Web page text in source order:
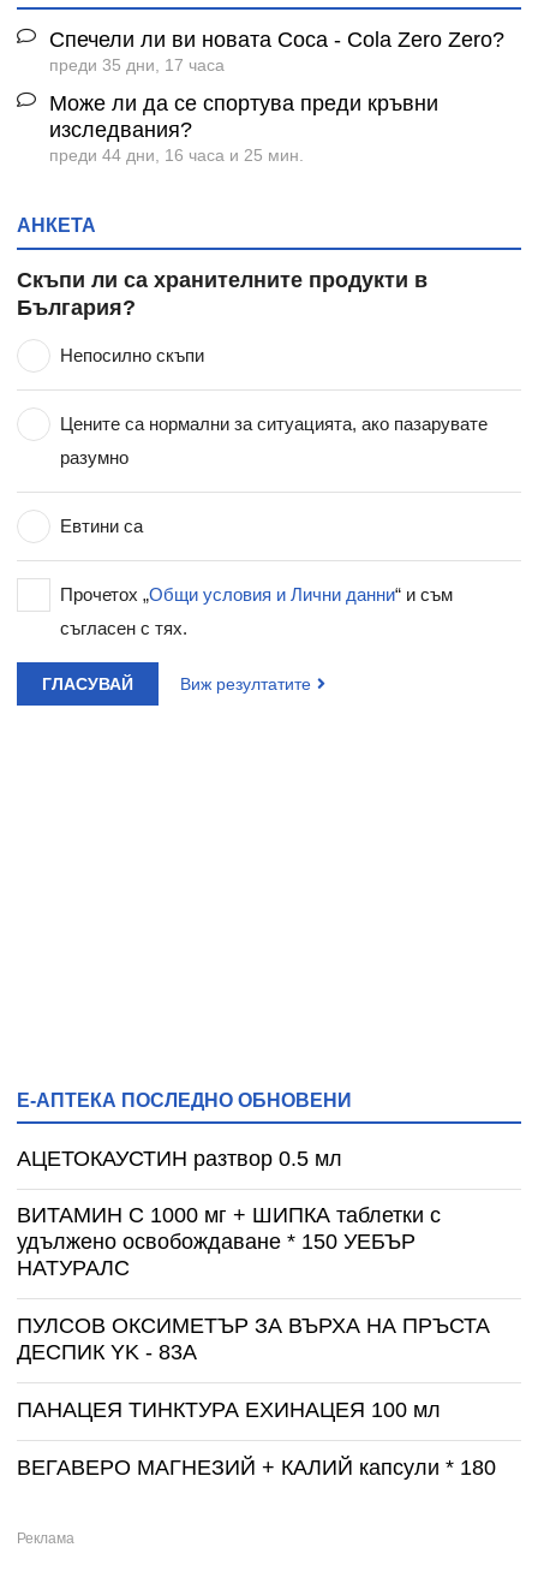
Спечели ли ви новата Coca - Cola Zero Zero?
преди 35 дни, 17 часа
Може ли да се спортува преди кръвни
изследвания?
преди 44 дни, 16 часа и 25 мин.
АНКЕТА
Скъпи ли са хранителните продукти в
България?
Непосилно скъпи
Цените са нормални за ситуацията, ако пазарувате
разумно
Евтини са
Прочетох „Общи условия и Лични данни“ и съм
съгласен с тях.
ГЛАСУВАЙ Виж резултатите
Е-АПТЕКА ПОСЛЕДНО ОБНОВЕНИ
АЦЕТОКАУСТИН разтвор 0.5 мл
ВИТАМИН С 1000 мг + ШИПКА таблетки с
удължено освобождаване * 150 УЕБЪР
НАТУРАЛС
ПУЛСОВ ОКСИМЕТЪР ЗА ВЪРХА НА ПРЪСТА
ДЕСПИК YK - 83A
ПАНАЦЕЯ ТИНКТУРА ЕХИНАЦЕЯ 100 мл
ВЕГАВЕРО МАГНЕЗИЙ + КАЛИЙ капсули * 180